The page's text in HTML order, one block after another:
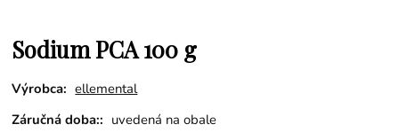
Sodium PCA 100 g
Výrobca: ellemental
Záručná doba:: uvedená na obale